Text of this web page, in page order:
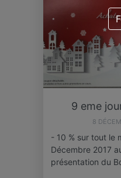
9 eme
8
- 10 % sur tout le
Décembre 2017
présentation du